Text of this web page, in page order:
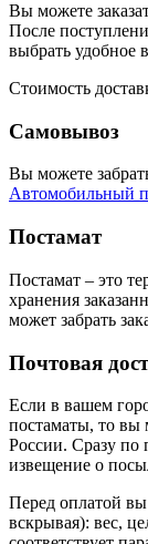
Вы можете
После
выбрать удобное
Стоимость
Самовывоз
Вы можете
Автомобильный
Постамат
Постамат – это
хранения
может забрать
Почтовая
Если в вашем
постаматы, то вы
России. Сразу по
извещение о
Перед оплатой
вскрывая): вес,